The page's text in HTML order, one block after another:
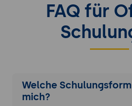
FAQ für
Welche
mich?